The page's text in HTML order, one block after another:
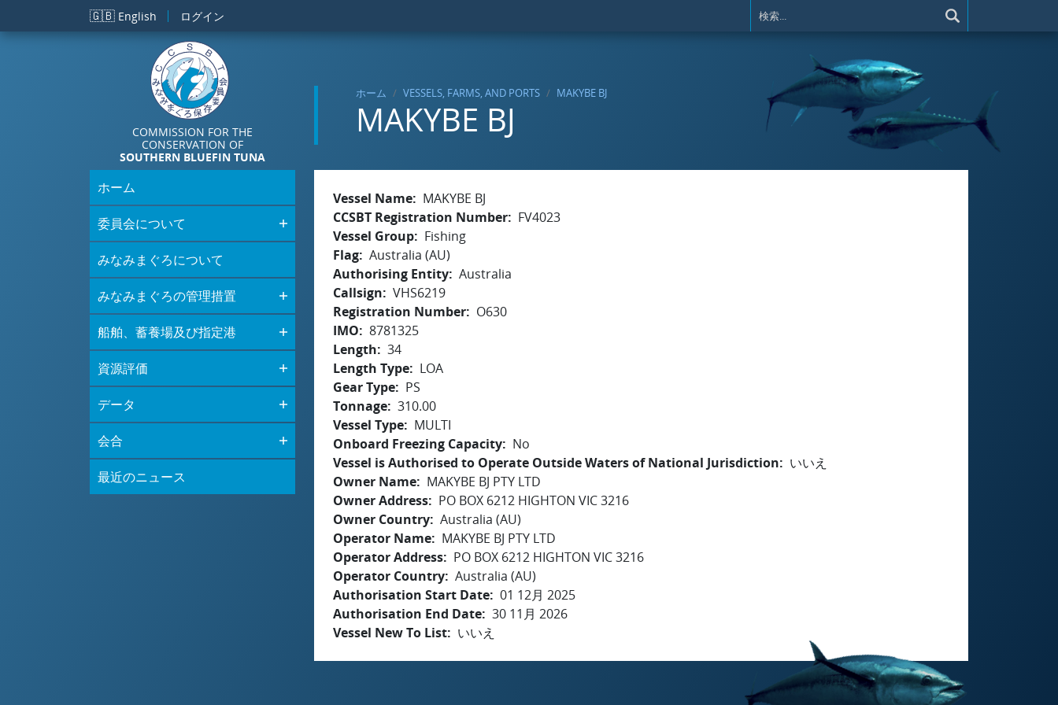
メインコンテンツに移動
🇬🇧 English ログイン
COMMISSION FOR THE
CONSERVATION OF
SOUTHERN BLUEFIN TUNA
ホーム VESSELS, FARMS, AND PORTS MAKYBE BJ
MAKYBE BJ
ホーム
委員会について
みなみまぐろについて
みなみまぐろの管理措置
船舶、蓄養場及び指定港
資源評価
データ
会合
最近のニュース
Vessel Name
MAKYBE BJ
CCSBT Registration Number
FV4023
Vessel Group
Fishing
Flag Australia (AU)
Authorising Entity Australia
Callsign
VHS6219
Registration Number
O630
IMO
8781325
Length
34
Length Type
LOA
Gear Type
PS
Tonnage 310.00
Vessel Type
MULTI
Onboard Freezing Capacity
No
Vessel is Authorised to Operate Outside Waters of National Jurisdiction
いいえ
Owner Name
MAKYBE BJ PTY LTD
Owner Address
PO BOX 6212 HIGHTON VIC 3216
Owner Country Australia (AU)
Operator Name
MAKYBE BJ PTY LTD
Operator Address
PO BOX 6212 HIGHTON VIC 3216
Operator Country Australia (AU)
Authorisation Start Date 01 12月 2025
Authorisation End Date 30 11月 2026
Vessel New To List
いいえ